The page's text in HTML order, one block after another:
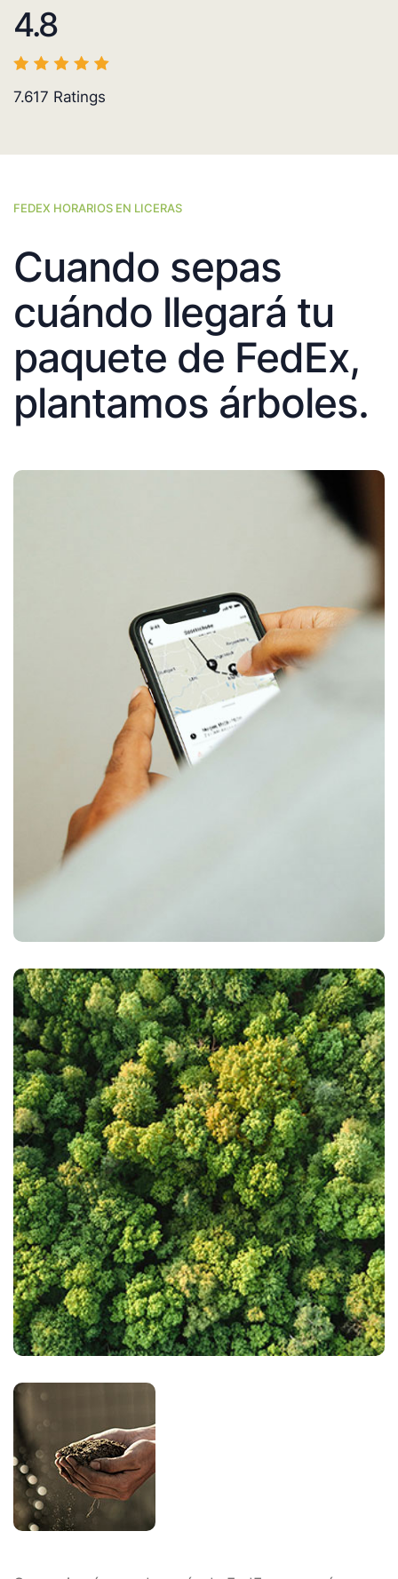
4.8
7.617 Ratings
FEDEX HORARIOS EN LICERAS
Cuando sepas
cuándo llegará tu
paquete de FedEx,
plantamos árboles.